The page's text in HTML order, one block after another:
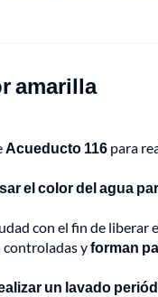
amarilla
Acueducto 116 para
el color del agua
con el fin de liberar
controladas yforman
un lavado